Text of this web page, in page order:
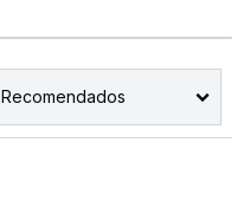
Recomendados